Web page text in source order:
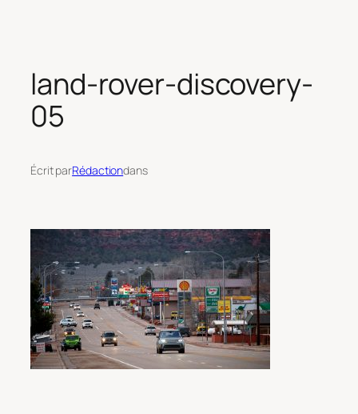
land-rover-discovery-
05
Écrit parRédactiondans